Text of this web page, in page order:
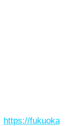
https://fukuoka